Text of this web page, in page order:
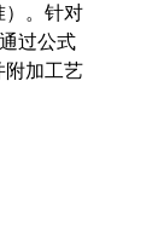
）。针对
过公式
附加工艺